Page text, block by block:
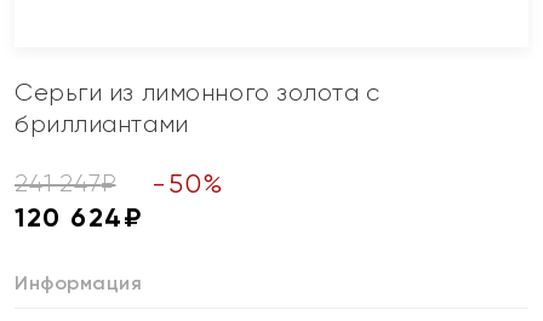
Серьги из лимонного золота с
бриллиантами
241 247₽ - 50%
120 624₽
Информация